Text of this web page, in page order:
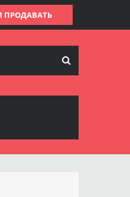
ПРОДАВАТЬ